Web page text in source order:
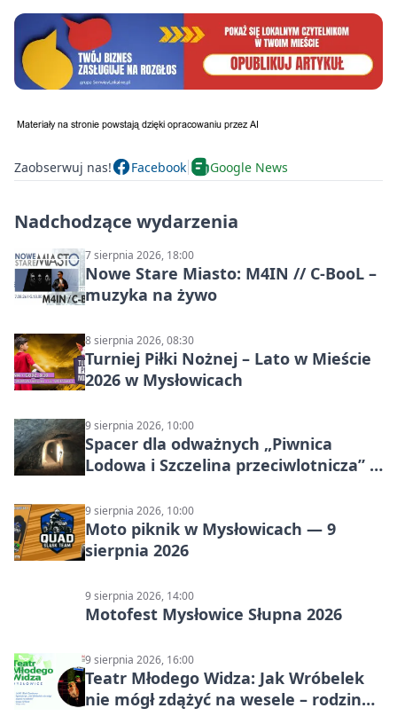
Zaobserwuj nas! Facebook Google News
Nadchodzące wydarzenia
7 sierpnia 2026, 18:00
Nowe Stare Miasto: M4IN // C-BooL –
muzyka na żywo
8 sierpnia 2026, 08:30
Turniej Piłki Nożnej – Lato w Mieście
2026 w Mysłowicach
9 sierpnia 2026, 10:00
Spacer dla odważnych „Piwnica
Lodowa i Szczelina przeciwlotnicza” –
9 sierpnia 2026, 10:00
Moto piknik w Mysłowicach — 9
sierpnia 2026
9 sierpnia 2026, 14:00
Motofest Mysłowice Słupna 2026
9 sierpnia 2026, 16:00
Teatr Młodego Widza: Jak Wróbelek
nie mógł zdążyć na wesele – rodzinny